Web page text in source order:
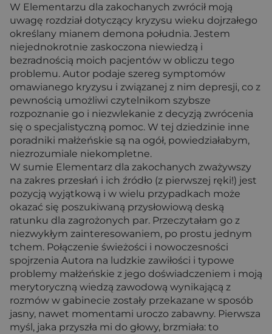
W Elementarzu dla zakochanych zwrócił moją
uwagę rozdział dotyczący kryzysu wieku dojrzałego
określany mianem demona południa. Jestem
niejednokrotnie zaskoczona niewiedzą i
bezradnością moich pacjentów w obliczu tego
problemu. Autor podaje szereg symptomów
omawianego kryzysu i związanej z nim depresji, co z
pewnością umożliwi czytelnikom szybsze
rozpoznanie go i niezwlekanie z decyzją zwrócenia
się o specjalistyczną pomoc. W tej dziedzinie inne
poradniki małżeńskie są na ogół, powiedziałabym,
niezrozumiale niekompletne.
W sumie Elementarz dla zakochanych zważywszy
na zakres przesłań i ich źródło (z pierwszej ręki!) jest
pozycją wyjątkową i w wielu przypadkach może
okazać się poszukiwaną przysłowiową deską
ratunku dla zagrożonych par. Przeczytałam go z
niezwykłym zainteresowaniem, po prostu jednym
tchem. Połączenie świeżości i nowoczesności
spojrzenia Autora na ludzkie zawiłości i typowe
problemy małżeńskie z jego doświadczeniem i moją
merytoryczną wiedzą zawodową wynikającą z
rozmów w gabinecie zostały przekazane w sposób
jasny, nawet momentami uroczo zabawny. Pierwsza
myśl, jaka przyszła mi do głowy, brzmiała: to